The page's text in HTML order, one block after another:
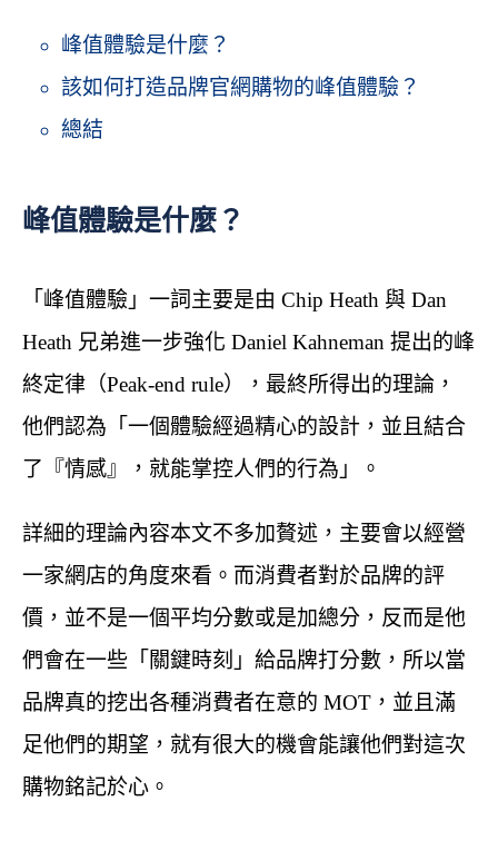
峰值體驗是什麼？
該如何打造品牌官網購物的峰值體驗？
總結
峰值體驗是什麼？
「峰值體驗」一詞主要是由 Chip Heath 與 Dan
Heath 兄弟進一步強化 Daniel Kahneman 提出的峰
終定律（Peak-end rule），最終所得出的理論，
他們認為「一個體驗經過精心的設計，並且結合
了『情感』，就能掌控人們的行為」。
詳細的理論內容本文不多加贅述，主要會以經營
一家網店的角度來看。而消費者對於品牌的評
價，並不是一個平均分數或是加總分，反而是他
們會在一些「關鍵時刻」給品牌打分數，所以當
品牌真的挖出各種消費者在意的 MOT，並且滿
足他們的期望，就有很大的機會能讓他們對這次
購物銘記於心。